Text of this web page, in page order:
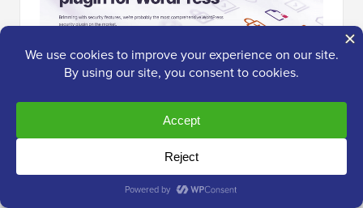
All-in-One WordPress Security, czyli AIOS, to potężna
wtyczka do audytu, monitorowania i zapory sieciowej
prawdziwej stronie internetowej, o czym możesz
dowiedzieć się więcej w naszejrecenzji All in One